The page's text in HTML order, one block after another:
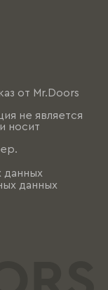
от Mr.Doors
не является
носит
данных
данных